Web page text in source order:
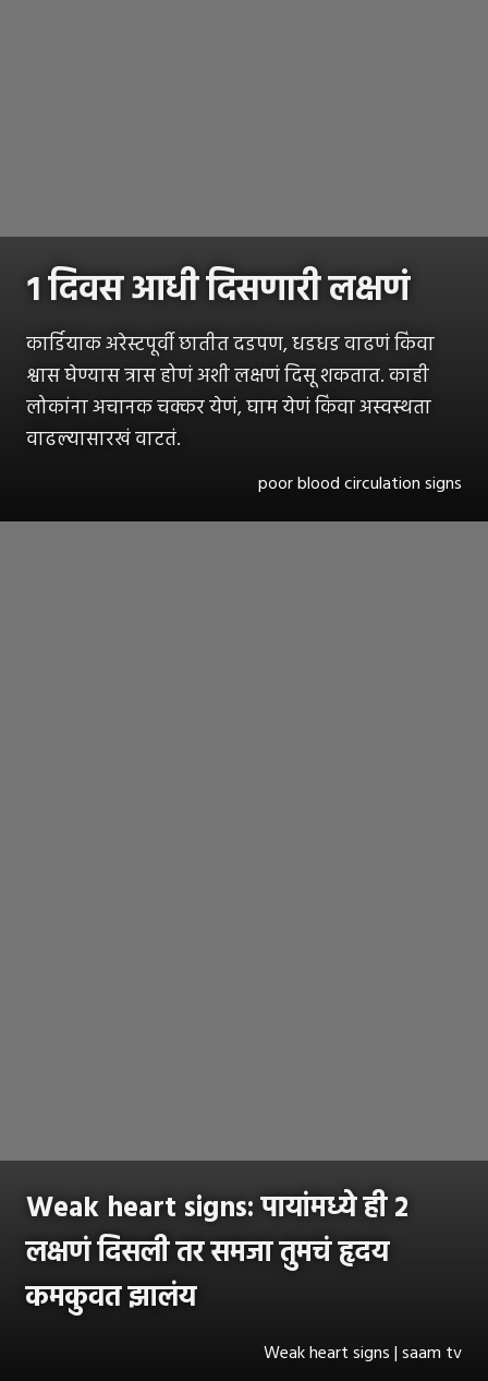
१ दिवस आधी दिसणारी लक्षणं
कार्डियाक अरेस्टपूर्वी छातीत दडपण, धडधड वाढणं किंवा
श्वास घेण्यास त्रास होणं अशी लक्षणं दिसू शकतात. काही
लोकांना अचानक चक्कर येणं, घाम येणं किंवा अस्वस्थता
वाढल्यासारखं वाटतं.
poor blood circulation signs
Weak heart signs: पायांमध्ये ही २
लक्षणं दिसली तर समजा तुमचं हृदय
कमकुवत झालंय
Weak heart signs | saam tv